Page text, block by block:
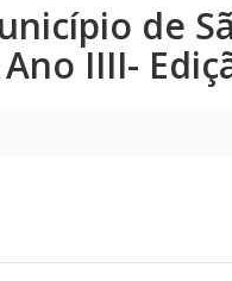
de
IIII-